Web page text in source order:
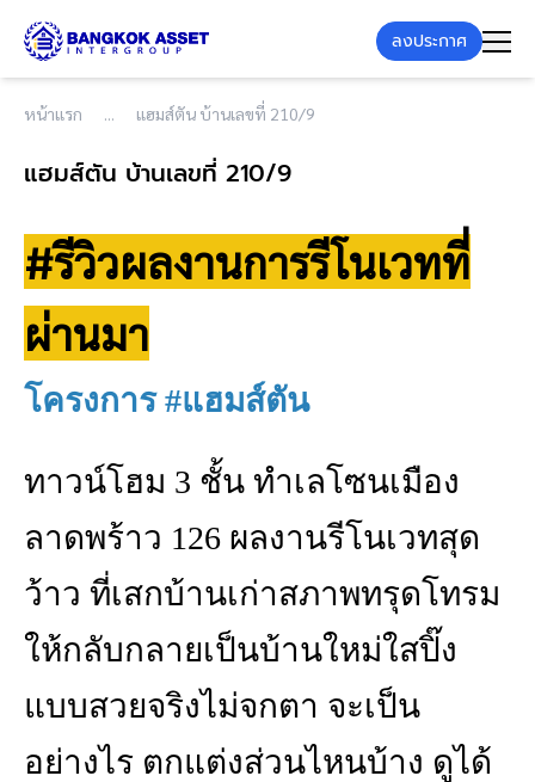
ลงประกาศ
หน้าแรก แฮมส์ตัน บ้านเลขที่ 210/9
แฮมส์ตัน บ้านเลขที่ 210/9
#รีวิวผลงานการรีโนเวทที่
ผ่านมา
โครงการ #แฮมส์ตัน
ทาวน์โฮม 3 ชั้น ทำเลโซนเมือง
ลาดพร้าว 126 ผลงานรีโนเวทสุด
ว้าว ที่เสกบ้านเก่าสภาพทรุดโทรม
ให้กลับกลายเป็นบ้านใหม่ใสปิ๊ง
แบบสวยจริงไม่จกตา จะเป็น
อย่างไร ตกแต่งส่วนไหนบ้าง ดูได้